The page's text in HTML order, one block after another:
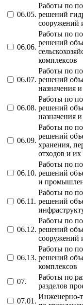
06.05.
Работы по
решений
сооружений
06.06.
Работы по
решений
комплексов
06.07.
Работы по
решений
назначения
06.08.
Работы по
решений
назначения
06.09.
Работы по
решений
хранения,
отходов и их
06.10.
Работы по
решений
и
06.11.
Работы по
решений
06.12.
Работы по
решений
сооружений
06.13.
Работы по
решений
комплексов
07.
Работы по
разделов
07.01.
Инженерно-